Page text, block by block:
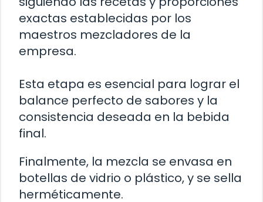
exactas establecidas por los
maestros mezcladores de la
empresa.
Esta etapa es esencial para lograr el
balance perfecto de sabores y la
consistencia deseada en la bebida
final.
Finalmente, la mezcla se envasa en
botellas de vidrio o plástico, y se sella
herméticamente.